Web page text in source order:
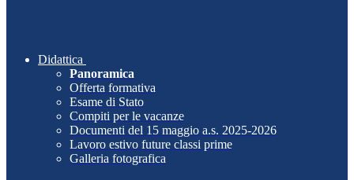
Didattica
Panoramica
Offerta formativa
Esame di Stato
Compiti per le vacanze
Documenti del 15 maggio a.s. 2025-2026
Lavoro estivo future classi prime
Galleria fotografica